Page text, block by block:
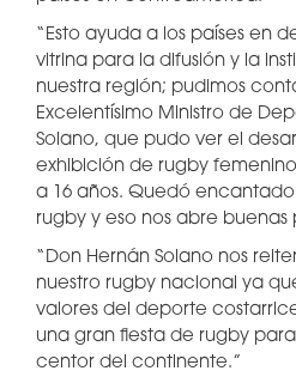
“Esto ayuda a los países en
vitrina para la difusión y la
nuestra región; pudimos
Excelentísimo Ministro de
Solano, que pudo ver el
exhibición de rugby
a 16 años. Quedó
rugby y eso nos abre buenas
“Don Hernán Solano nos
nuestro rugby nacional ya
valores del deporte
una gran fiesta de rugby
centor del continente.”